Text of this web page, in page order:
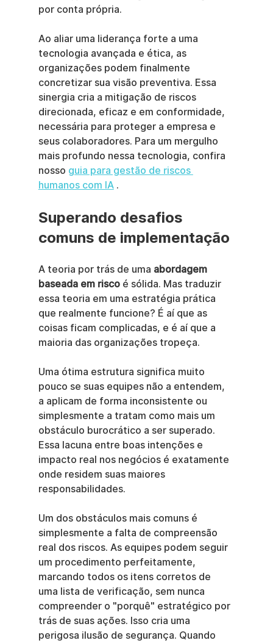
por conta própria.
Ao aliar uma liderança forte a uma
tecnologia avançada e ética, as
organizações podem finalmente
concretizar sua visão preventiva. Essa
sinergia cria a mitigação de riscos
direcionada, eficaz e em conformidade,
necessária para proteger a empresa e
seus colaboradores. Para um mergulho
mais profundo nessa tecnologia, confira
nosso guia para gestão de riscos
humanos com IA .
Superando desafios
comuns de implementação
A teoria por trás de uma abordagem
baseada em risco é sólida. Mas traduzir
essa teoria em uma estratégia prática
que realmente funcione? É aí que as
coisas ficam complicadas, e é aí que a
maioria das organizações tropeça.
Uma ótima estrutura significa muito
pouco se suas equipes não a entendem,
a aplicam de forma inconsistente ou
simplesmente a tratam como mais um
obstáculo burocrático a ser superado.
Essa lacuna entre boas intenções e
impacto real nos negócios é exatamente
onde residem suas maiores
responsabilidades.
Um dos obstáculos mais comuns é
simplesmente a falta de compreensão
real dos riscos. As equipes podem seguir
um procedimento perfeitamente,
marcando todos os itens corretos de
uma lista de verificação, sem nunca
compreender o "porquê" estratégico por
trás de suas ações. Isso cria uma
perigosa ilusão de segurança. Quando